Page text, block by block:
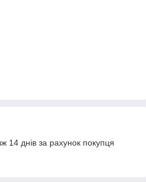
14 днів за рахунок покупця